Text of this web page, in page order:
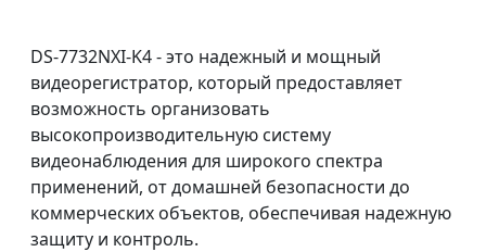
DS-7732NXI-K4 - это надежный и мощный
видеорегистратор, который предоставляет
возможность организовать
высокопроизводительную систему
видеонаблюдения для широкого спектра
применений, от домашней безопасности до
коммерческих объектов, обеспечивая надежную
защиту и контроль.